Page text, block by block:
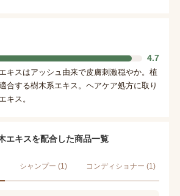
4.7
キスはアッシュ由来で皮膚刺激穏やか。植
合する樹木系エキス。ヘアケア処方に取り
キス。
エキスを配合した商品一覧
シャンプー (1) コンディショナー (1)